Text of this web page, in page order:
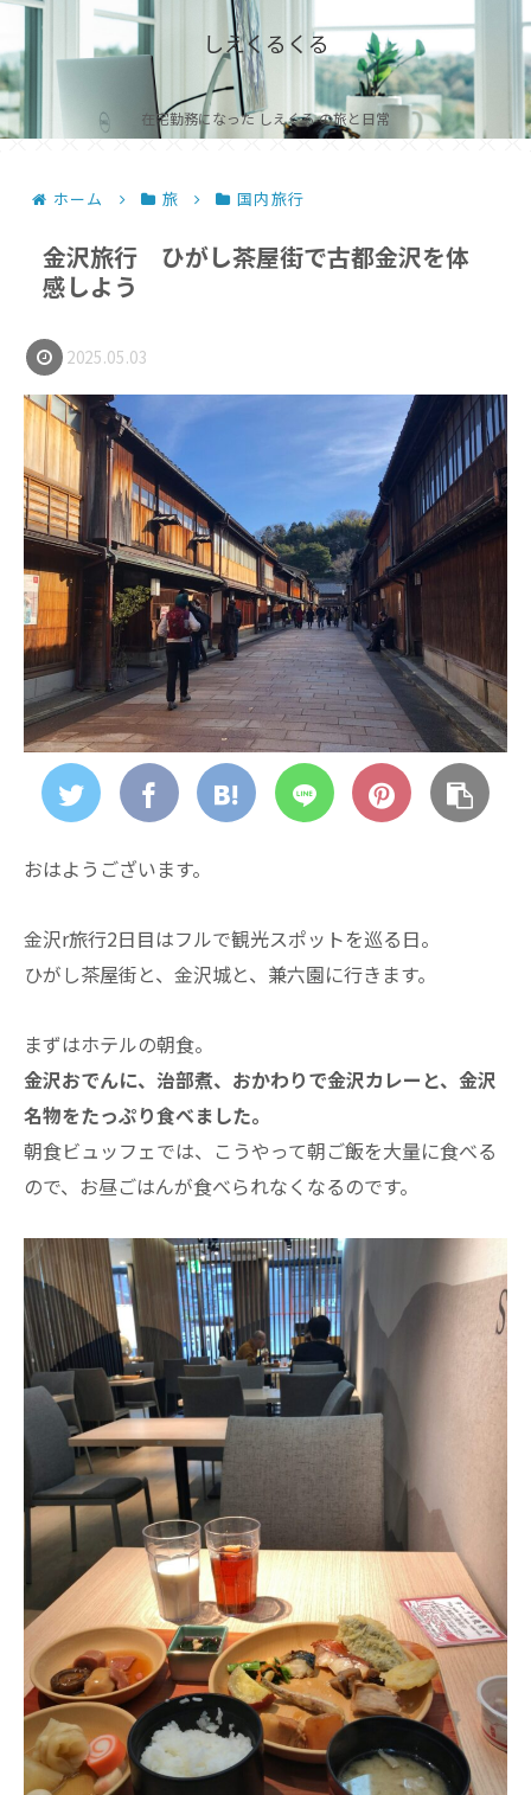
しえくるくる
在宅勤務になった しえくる の旅と日常
ホーム 旅 国内旅行
金沢旅行 ひがし茶屋街で古都金沢を体
感しよう
2025.05.03
おはようございます。
金沢r旅行2日目はフルで観光スポットを巡る日。
ひがし茶屋街と、金沢城と、兼六園に行きます。
まずはホテルの朝食。
金沢おでんに、治部煮、おかわりで金沢カレーと、金沢
名物をたっぷり食べました。
朝食ビュッフェでは、こうやって朝ご飯を大量に食べる
ので、お昼ごはんが食べられなくなるのです。